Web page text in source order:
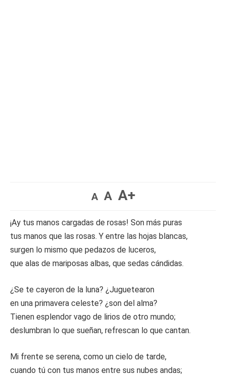
A A A+
¡Ay tus manos cargadas de rosas! Son más puras
tus manos que las rosas. Y entre las hojas blancas,
surgen lo mismo que pedazos de luceros,
que alas de mariposas albas, que sedas cándidas.
¿Se te cayeron de la luna? ¿Juguetearon
en una primavera celeste? ¿son del alma?
Tienen esplendor vago de lirios de otro mundo;
deslumbran lo que sueñan, refrescan lo que cantan.
Mi frente se serena, como un cielo de tarde,
cuando tú con tus manos entre sus nubes andas;